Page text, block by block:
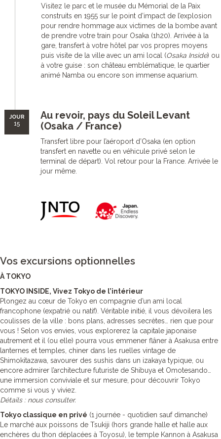
Visitez le parc et le musée du Mémorial de la Paix
construits en 1955 sur le point d’impact de l’explosion
pour rendre hommage aux victimes de la bombe avant
de prendre votre train pour Osaka (1h20). Arrivée à la
gare, transfert à votre hôtel par vos propres moyens
puis visite de la ville avec un ami local (Osaka Inside) ou
à votre guise : son château emblématique, le quartier
animé Namba ou encore son immense aquarium.
JOUR
15
Au revoir, pays du Soleil Levant
(Osaka / France)
Transfert libre pour l’aéroport d’Osaka (en option
transfert en navette ou en véhicule privé selon le
terminal de départ). Vol retour pour la France. Arrivée le
jour même.
Vos excursions optionnelles
À TOKYO
TOKYO INSIDE, Vivez Tokyo de l’intérieur
Plongez au cœur de Tokyo en compagnie d’un ami local
francophone (expatrié ou natif). Véritable initié, il vous dévoilera les
coulisses de la ville : bons plans, adresses secrètes… rien que pour
vous ! Selon vos envies, vous explorerez la capitale japonaise
autrement et il (ou elle) pourra vous emmener flâner à Asakusa entre
lanternes et temples, chiner dans les ruelles vintage de
Shimokitazawa, savourer des sushis dans un izakaya typique, ou
encore admirer l’architecture futuriste de Shibuya et Omotesando…
une immersion conviviale et sur mesure, pour découvrir Tokyo
comme si vous y viviez.
Détails : nous consulter.
Tokyo classique en privé (1 journée - quotidien sauf dimanche)
Le marché aux poissons de Tsukiji (hors grande halle et halle aux
enchères du thon déplacées à Toyosu), le temple Kannon à Asakusa